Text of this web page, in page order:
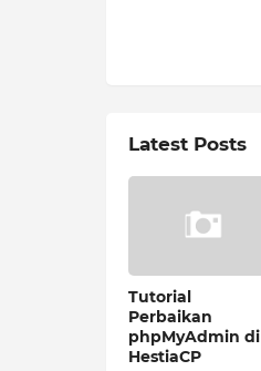
Latest Posts
Tutorial
Perbaikan
phpMyAdmin di
HestiaCP